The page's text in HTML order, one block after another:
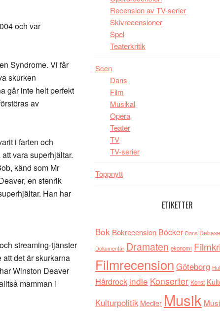
och var
Syndrome. Vi får
skurken
går inte helt perfekt
av
i farten och
vara superhjältar.
känd som Mr
en stenrik
Han har
streaming-tjänster
det är skurkarna
Winston Deaver
mamman i
Recension av TV-serier
Skivrecensioner
Spel
Teaterkritik
Scen
Dans
Film
Musikal
Opera
Teater
TV
TV-serier
Toppnytt
ETIKETTER
Bok Bokrecension Böcker Dans
Dokumentär Dramaten ekonomi
Filmrecension Göteborg
Hårdrock indie Konserter Konst
Kulturpolitik Medier Musik